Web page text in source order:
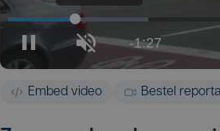
Embed video Bestel